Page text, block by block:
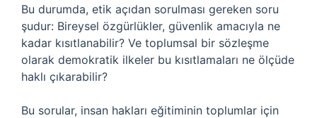
Bu durumda, etik açıdan sorulması gereken soru
şudur: Bireysel özgürlükler, güvenlik amacıyla ne
kadar kısıtlanabilir? Ve toplumsal bir sözleşme
olarak demokratik ilkeler bu kısıtlamaları ne ölçüde
haklı çıkarabilir?
Bu sorular, insan hakları eğitiminin toplumlar için